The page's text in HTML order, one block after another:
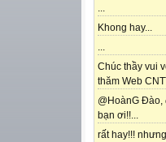
...
Khong hay...
...
Chúc thầy vui
thăm Web
@HoànG Đào,
bạn ơi!!...
rất hay!!!